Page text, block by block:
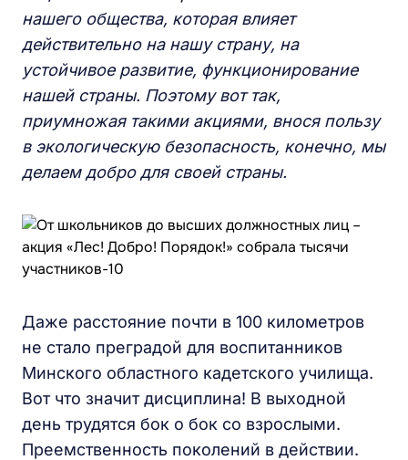
нашего общества, которая влияет
действительно на нашу страну, на
устойчивое развитие, функционирование
нашей страны. Поэтому вот так,
приумножая такими акциями, внося пользу
в экологическую безопасность, конечно, мы
делаем добро для своей страны.
Даже расстояние почти в 100 километров
не стало преградой для воспитанников
Минского областного кадетского училища.
Вот что значит дисциплина! В выходной
день трудятся бок о бок со взрослыми.
Преемственность поколений в действии.